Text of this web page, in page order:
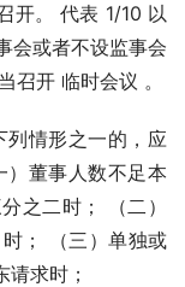
开。 代表 1/10 以
会或者不设监事会
召开 临时会议 。
列情形之一的，应
）董事人数不足本
之二时； （二）
； （三）单独或
求时；